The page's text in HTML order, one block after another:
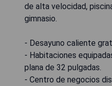
de alta velocidad,
gimnasio.
- Desayuno caliente
- Habitaciones
plana de 32 pulgadas.
- Centro de negocios